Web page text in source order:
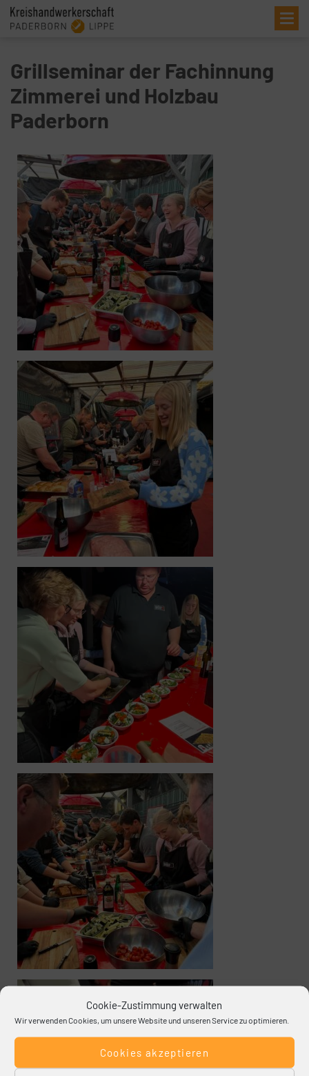
Cookie-Zustimmung verwalten
Wir verwenden Cookies, um unsere Website und unseren Service zu optimieren.
Cookies akzeptieren
Grillseminar der Fachinnung
Zimmerei und Holzbau
Paderborn